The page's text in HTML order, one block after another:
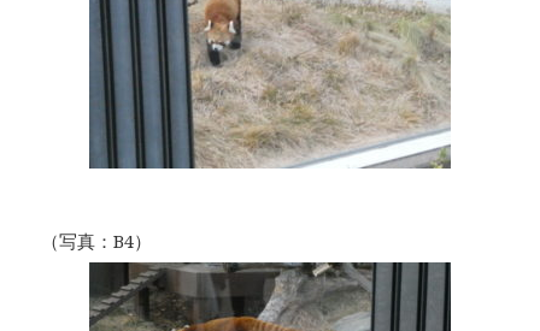
（写真：B4）